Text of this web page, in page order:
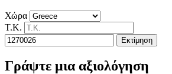
Χώρα
Τ.Κ.
Εκτίμηση
Γράψτε μια αξιολόγηση